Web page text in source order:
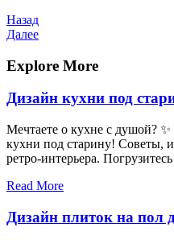
Навигация
по
записям
Предыдущая
запись
Назад
Следующая
Далее
Explore More
Дизайн кухни под
Мечтаете о кухне с душой?
кухни под старину! Советы,
ретро-интерьера.
Read More
Дизайн плиток на пол